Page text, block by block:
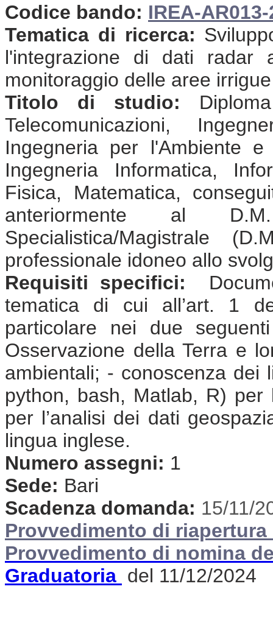
Codice bando: IREA-
Tematica di ricerca:
l'integrazione di dati radar
monitoraggio delle aree irrigue
Titolo di studio:
Telecomunicazioni,
Ingegneria per l'Ambiente
Ingegneria Informatica,
Fisica, Matematica,
anteriormente al
Specialistica/Magistrale
professionale idoneo allo
Requisiti specifici:
tematica di cui all’art. 1
particolare nei due
Osservazione della Terra e
ambientali; - conoscenza dei
python, bash, Matlab, R) per
per l’analisi dei dati
lingua inglese.
Numero assegni: 1
Sede: Bari
Scadenza domanda: 15/11/
Provvedimento di
Provvedimento di nomina
Graduatoria del 11/12/2024